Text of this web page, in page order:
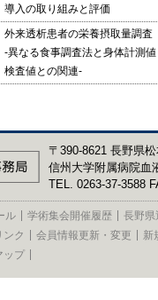
導入の取り組みと評価
外来透析患者の栄養摂取量調査
-異なる食事調査法と身体計測
検査値との関連-
〒390-8621 長野県
信州大学附属病院血
TEL. 0263-37-3588
ル 学術集会開催履歴
長野県
ンク 会員情報更新・変更
新
ップ